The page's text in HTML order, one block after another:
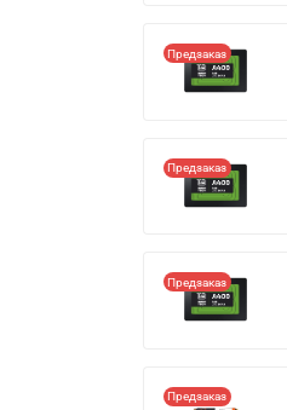
Предзаказ
Предзаказ
Предзаказ
Предзаказ